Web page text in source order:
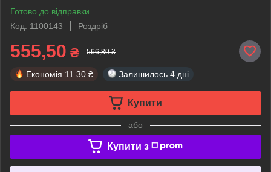
Готово до відправки
Код: 1100143
Роздріб
555,50 ₴ 566,80 ₴
Економія 11.30 ₴ Залишилось 4 дні
Купити
або
Купити з